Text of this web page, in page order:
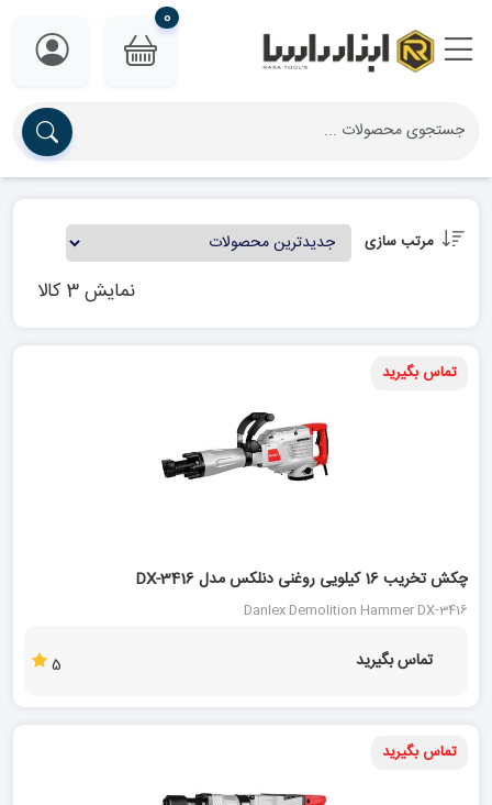
0
مرتب سازی
نمایش 3 کالا
تماس بگیرید
چکش تخریب 16 کیلویی روغنی دنلکس مدل DX-3416
Danlex Demolition Hammer DX-3416
تماس بگیرید 5
تماس بگیرید